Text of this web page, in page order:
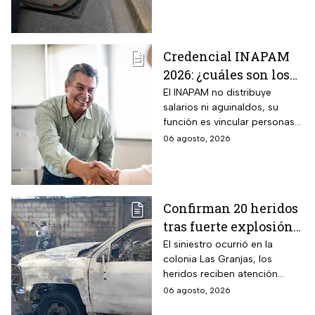
del Reglamento de Tránsito
estatal mexiquense.
Credencial INAPAM
2026: ¿cuáles son los
requisitos para
tramitarla gratis y
cómo acceder a un
empleo de $9,582 al
El INAPAM no distribuye
salarios ni aguinaldos, su
función es vincular personas
con ofertas laborales, quienes
06 agosto, 2026
Confirman 20 heridos
tras fuerte explosión
de pipa de gas en
Cuernavaca, Morelos
El siniestro ocurrió en la
colonia Las Granjas, los
heridos reciben atención
médica en distintos
06 agosto, 2026